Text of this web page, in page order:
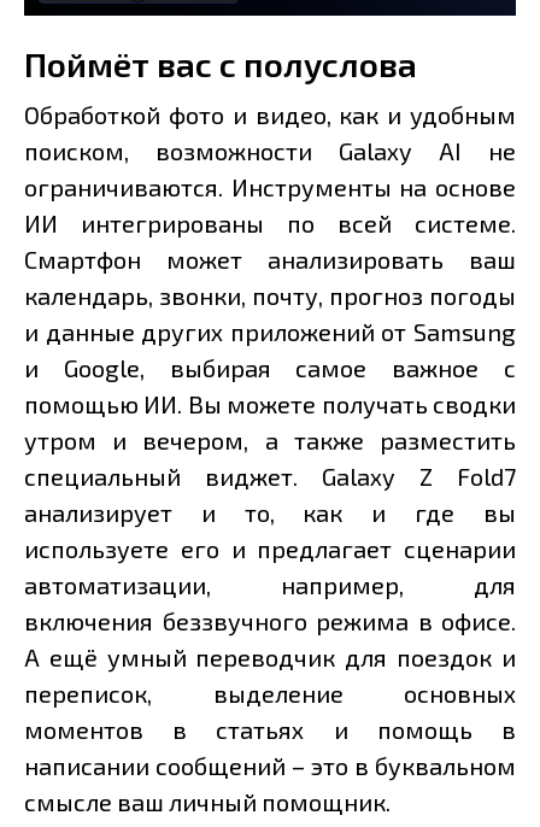
Поймёт вас с полуслова
Обработкой фото и видео, как и удобным
поиском, возможности Galaxy AI не
ограничиваются. Инструменты на основе
ИИ интегрированы по всей системе.
Смартфон может анализировать ваш
календарь, звонки, почту, прогноз погоды
и данные других приложений от Samsung
и Google, выбирая самое важное с
помощью ИИ. Вы можете получать сводки
утром и вечером, а также разместить
специальный виджет. Galaxy Z Fold7
анализирует и то, как и где вы
используете его и предлагает сценарии
автоматизации, например, для
включения беззвучного режима в офисе.
А ещё умный переводчик для поездок и
переписок, выделение основных
моментов в статьях и помощь в
написании сообщений – это в буквальном
смысле ваш личный помощник.